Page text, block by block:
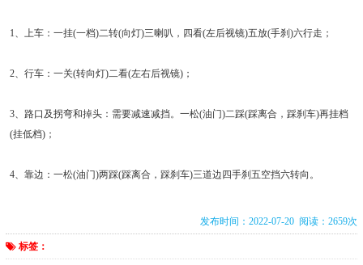
1、上车：一挂(一档)二转(向灯)三喇叭，四看(左后视镜)五放(手刹)六行走；
2、行车：一关(转向灯)二看(左右后视镜)；
3、路口及拐弯和掉头：需要减速减挡。一松(油门)二踩(踩离合，踩刹车)再挂档
(挂低档)；
4、靠边：一松(油门)两踩(踩离合，踩刹车)三道边四手刹五空挡六转向。
发布时间：2022-07-20 阅读：2659次
标签：